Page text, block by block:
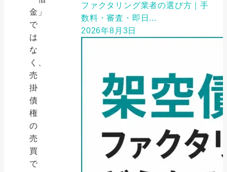
金」
で
は
な
く、
売
掛
債
権
の
売
買
で
ファクタリング業者の選び方｜手
数料・審査・即日...
2026年8月3日